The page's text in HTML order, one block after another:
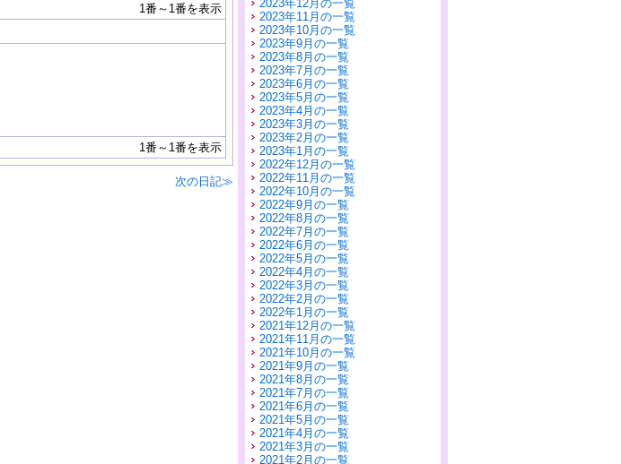
1番～1番を表示
1番～1番を表示
次の日記≫
2023年12月の一覧
2023年11月の一覧
2023年10月の一覧
2023年9月の一覧
2023年8月の一覧
2023年7月の一覧
2023年6月の一覧
2023年5月の一覧
2023年4月の一覧
2023年3月の一覧
2023年2月の一覧
2023年1月の一覧
2022年12月の一覧
2022年11月の一覧
2022年10月の一覧
2022年9月の一覧
2022年8月の一覧
2022年7月の一覧
2022年6月の一覧
2022年5月の一覧
2022年4月の一覧
2022年3月の一覧
2022年2月の一覧
2022年1月の一覧
2021年12月の一覧
2021年11月の一覧
2021年10月の一覧
2021年9月の一覧
2021年8月の一覧
2021年7月の一覧
2021年6月の一覧
2021年5月の一覧
2021年4月の一覧
2021年3月の一覧
2021年2月の一覧